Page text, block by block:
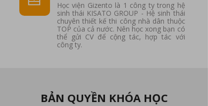
Học viện Gizento là 1 công ty trong hệ
sinh thái KISATO GROUP - Hệ sinh thái
chuyên thiết kế thi công nhà dân thuộc
TOP của cả nước. Nên học xong bạn có
thể gửi CV để cộng tác, hợp tác với
công ty.
BẢN QUYỀN KHÓA HỌC